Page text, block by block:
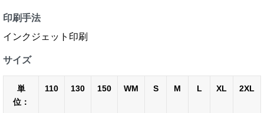
印刷手法
インクジェット印刷
サイズ
単
位：
110 130 150 WM S M L XL 2XL